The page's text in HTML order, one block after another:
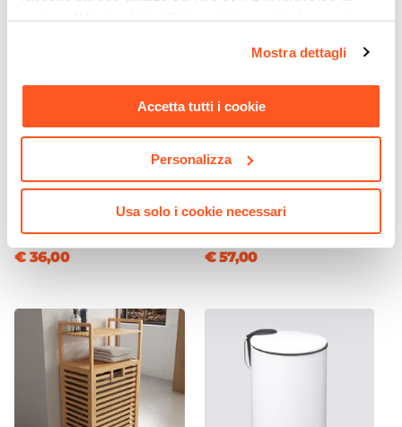
sezione "Mostra dettagli" è possibile gestire le proprie
momento. Per maggiori informazioni si invita a leggere la
nostraCookie Policy.
Mostra dettagli
Accetta tutti i cookie
Personalizza
Usa solo i cookie necessari
€ 36,00
bianco opaco - Briscola
€ 57,00